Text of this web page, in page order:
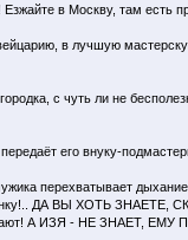
в Москву, там есть
в лучшую
с чуть ли не
его внуку-
перехватывает
ДА ВЫ ХОТЬ
знают! А ИЗЯ - НЕ ЗНАЕТ,